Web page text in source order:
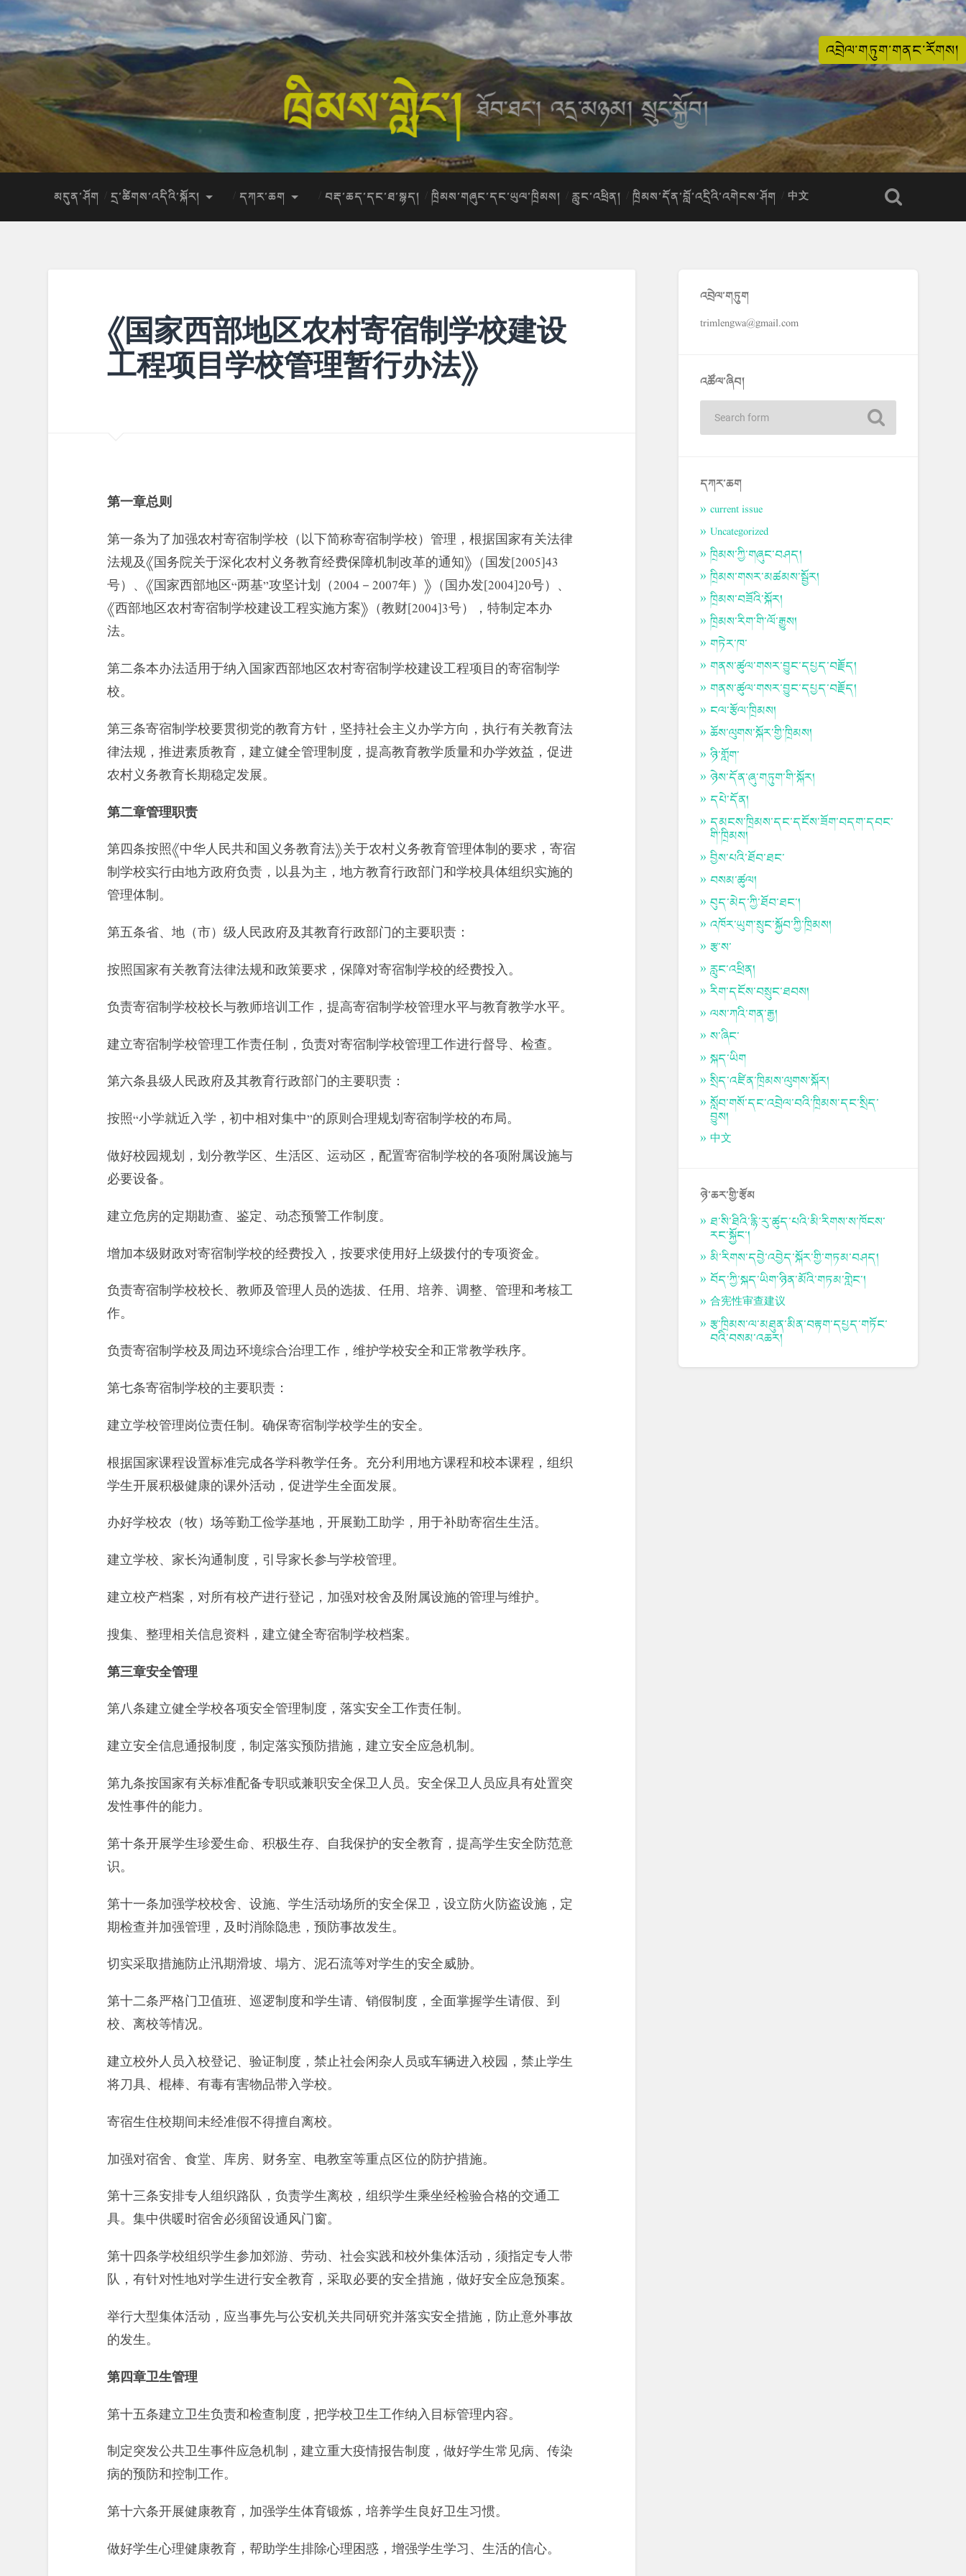
འབྲེལ་གཏུག་གནང་རོགས།
མདུན་ཤོག དྲ་ཚིགས་འདིའི་སྐོར། དཀར་ཆག བརྡ་ཆད་དང་ཐ་སྙད། ཁྲིམས་གཞུང་དང་ཡུལ་ཁྲིམས། རླུང་འཕྲིན། ཁྲིམས་དོན་བློ་འདྲིའི་འགེངས་ཤོག 中文
《国家西部地区农村寄宿制学校建设
工程项目学校管理暂行办法》
第一章总则
第一条为了加强农村寄宿制学校（以下简称寄宿制学校）管理，根据国家有关法律
法规及《国务院关于深化农村义务教育经费保障机制改革的通知》（国发[2005]43
号）、《国家西部地区“两基”攻坚计划（2004－2007年）》（国办发[2004]20号）、
《西部地区农村寄宿制学校建设工程实施方案》（教财[2004]3号），特制定本办
法。
第二条本办法适用于纳入国家西部地区农村寄宿制学校建设工程项目的寄宿制学
校。
第三条寄宿制学校要贯彻党的教育方针，坚持社会主义办学方向，执行有关教育法
律法规，推进素质教育，建立健全管理制度，提高教育教学质量和办学效益，促进
农村义务教育长期稳定发展。
第二章管理职责
第四条按照《中华人民共和国义务教育法》关于农村义务教育管理体制的要求，寄宿
制学校实行由地方政府负责，以县为主，地方教育行政部门和学校具体组织实施的
管理体制。
第五条省、地（市）级人民政府及其教育行政部门的主要职责：
按照国家有关教育法律法规和政策要求，保障对寄宿制学校的经费投入。
负责寄宿制学校校长与教师培训工作，提高寄宿制学校管理水平与教育教学水平。
建立寄宿制学校管理工作责任制，负责对寄宿制学校管理工作进行督导、检查。
第六条县级人民政府及其教育行政部门的主要职责：
按照“小学就近入学，初中相对集中”的原则合理规划寄宿制学校的布局。
做好校园规划，划分教学区、生活区、运动区，配置寄宿制学校的各项附属设施与
必要设备。
建立危房的定期勘查、鉴定、动态预警工作制度。
增加本级财政对寄宿制学校的经费投入，按要求使用好上级拨付的专项资金。
负责寄宿制学校校长、教师及管理人员的选拔、任用、培养、调整、管理和考核工
作。
负责寄宿制学校及周边环境综合治理工作，维护学校安全和正常教学秩序。
第七条寄宿制学校的主要职责：
建立学校管理岗位责任制。确保寄宿制学校学生的安全。
根据国家课程设置标准完成各学科教学任务。充分利用地方课程和校本课程，组织
学生开展积极健康的课外活动，促进学生全面发展。
办好学校农（牧）场等勤工俭学基地，开展勤工助学，用于补助寄宿生生活。
建立学校、家长沟通制度，引导家长参与学校管理。
建立校产档案，对所有校产进行登记，加强对校舍及附属设施的管理与维护。
搜集、整理相关信息资料，建立健全寄宿制学校档案。
第三章安全管理
第八条建立健全学校各项安全管理制度，落实安全工作责任制。
建立安全信息通报制度，制定落实预防措施，建立安全应急机制。
第九条按国家有关标准配备专职或兼职安全保卫人员。安全保卫人员应具有处置突
发性事件的能力。
第十条开展学生珍爱生命、积极生存、自我保护的安全教育，提高学生安全防范意
识。
第十一条加强学校校舍、设施、学生活动场所的安全保卫，设立防火防盗设施，定
期检查并加强管理，及时消除隐患，预防事故发生。
切实采取措施防止汛期滑坡、塌方、泥石流等对学生的安全威胁。
第十二条严格门卫值班、巡逻制度和学生请、销假制度，全面掌握学生请假、到
校、离校等情况。
建立校外人员入校登记、验证制度，禁止社会闲杂人员或车辆进入校园，禁止学生
将刀具、棍棒、有毒有害物品带入学校。
寄宿生住校期间未经准假不得擅自离校。
加强对宿舍、食堂、库房、财务室、电教室等重点区位的防护措施。
第十三条安排专人组织路队，负责学生离校，组织学生乘坐经检验合格的交通工
具。集中供暖时宿舍必须留设通风门窗。
第十四条学校组织学生参加郊游、劳动、社会实践和校外集体活动，须指定专人带
队，有针对性地对学生进行安全教育，采取必要的安全措施，做好安全应急预案。
举行大型集体活动，应当事先与公安机关共同研究并落实安全措施，防止意外事故
的发生。
第四章卫生管理
第十五条建立卫生负责和检查制度，把学校卫生工作纳入目标管理内容。
制定突发公共卫生事件应急机制，建立重大疫情报告制度，做好学生常见病、传染
病的预防和控制工作。
第十六条开展健康教育，加强学生体育锻炼，培养学生良好卫生习惯。
做好学生心理健康教育，帮助学生排除心理困惑，增强学生学习、生活的信心。
འབྲེལ་གཏུག
trimlengwa@gmail.com
འཚོལ་ཞིབ།
དཀར་ཆག
current issue
Uncategorized
ཁྲིམས་ཀྱི་གཞུང་བཤད།
ཁྲིམས་གསར་མཚམས་སྦྱོར།
ཁྲིམས་བཟོའི་སྐོར།
ཁྲིམས་རིག་གི་ལོ་རྒྱུས།
གཏེར་ཁ་
གནས་ཚུལ་གསར་བྱུང་དཔྱད་བརྗོད།
གནས་ཚུལ་གསར་བྱུང་དཔྱད་བརྗོད།
ངལ་རྩོལ་ཁྲིམས།
ཆོས་ལུགས་སྐོར་གྱི་ཁྲིམས།
ཉི་གློག་
ཉེས་དོན་ཞུ་གཏུག་གི་སྐོར།
དཔེ་དོན།
དམངས་ཁྲིམས་དང་དངོས་ཟོག་བདག་དབང་
གི་ཁྲིམས།
བྱིས་པའི་ཐོབ་ཐང་
བསམ་ཚུལ།
བུད་མེད་ཀྱི་ཐོབ་ཐང་།
འཁོར་ཡུག་སྲུང་སྐྱོབ་ཀྱི་ཁྲིམས།
རྩ་ས་
རླུང་འཕྲིན།
རིག་དངོས་བསྲུང་ཐབས།
ལས་ཀའི་གན་རྒྱ།
ས་ཞིང་
སྐད་ཡིག
སྲིད་འཛིན་ཁྲིམས་ལུགས་སྐོར།
སློབ་གསོ་དང་འབྲེལ་བའི་ཁྲིམས་དང་སྲིད་
བྱུས།
中文
ཉེ་ཆར་གྱི་རྩོམ
ཐ་སི་ཐིའི་རྙི་རུ་ཚུད་པའི་མི་རིགས་ས་ཁོངས་
རང་སྐྱོང་།
མི་རིགས་དབྱེ་འབྱེད་སྐོར་གྱི་གཏམ་བཤད།
བོད་ཀྱི་སྐད་ཡིག་ཉིན་མོའི་གཏམ་གླེང་།
合宪性审查建议
རྩ་ཁྲིམས་ལ་མཐུན་མིན་བརྟག་དཔྱད་གཏོང་
བའི་བསམ་འཆར།